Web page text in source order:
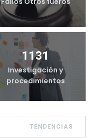
1131
Investigación y
procedimientos
TENDENCIAS